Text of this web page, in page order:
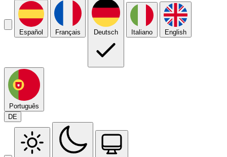
Español Français Deutsch Italiano English
Português
DE